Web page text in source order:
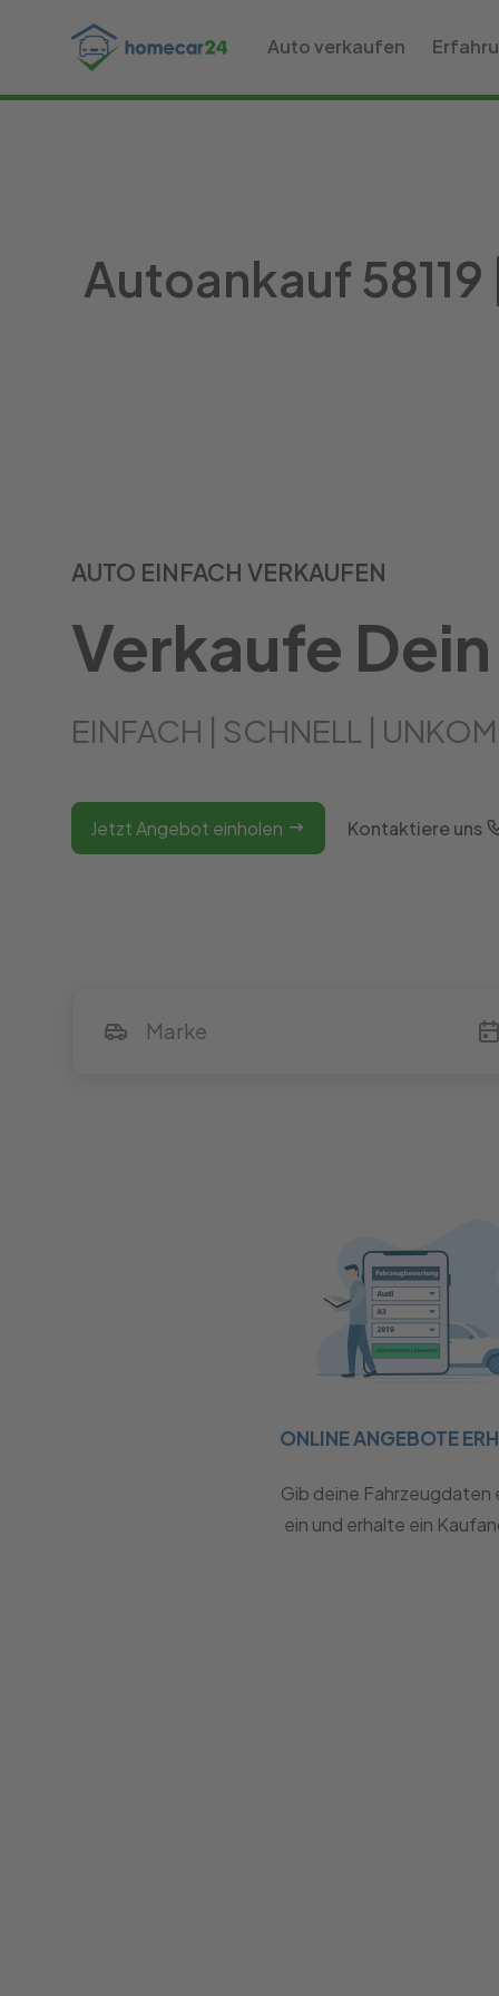
Auto verkaufen
Autoankauf
AUTO EINFACH VERKAUFEN
Verkaufe
EINFACH | SCHNELL |
Jetzt Angebot einholen Kontaktiere uns
ONLINE ANGEBOTE
Gib deine Fahrzeugdaten
ein und erhalte ein